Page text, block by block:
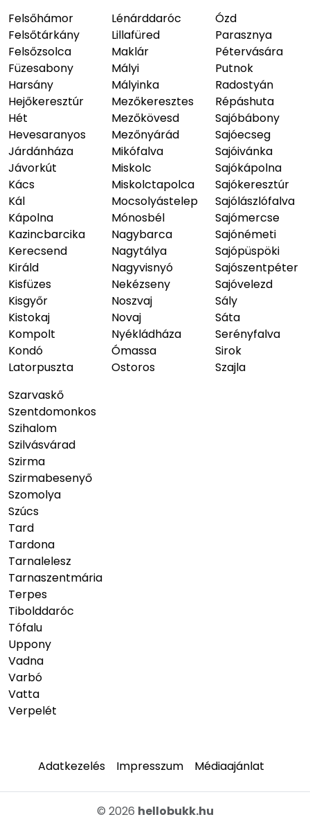
Felsőhámor
Felsőtárkány
Felsőzsolca
Füzesabony
Harsány
Hejőkeresztúr
Hét
Hevesaranyos
Járdánháza
Jávorkút
Kács
Kál
Kápolna
Kazincbarcika
Kerecsend
Királd
Kisfüzes
Kisgyőr
Kistokaj
Kompolt
Kondó
Latorpuszta
Lénárddaróc
Lillafüred
Maklár
Mályi
Mályinka
Mezőkeresztes
Mezőkövesd
Mezőnyárád
Mikófalva
Miskolc
Miskolctapolca
Mocsolyástelep
Mónosbél
Nagybarca
Nagytálya
Nagyvisnyó
Nekézseny
Noszvaj
Novaj
Nyékládháza
Ómassa
Ostoros
Ózd
Parasznya
Pétervására
Putnok
Radostyán
Répáshuta
Sajóbábony
Sajóecseg
Sajóivánka
Sajókápolna
Sajókeresztúr
Sajólászlófalva
Sajómercse
Sajónémeti
Sajópüspöki
Sajószentpéter
Sajóvelezd
Sály
Sáta
Serényfalva
Sirok
Szajla
Szarvaskő
Szentdomonkos
Szihalom
Szilvásvárad
Szirma
Szirmabesenyő
Szomolya
Szúcs
Tard
Tardona
Tarnalelesz
Tarnaszentmária
Terpes
Tibolddaróc
Tófalu
Uppony
Vadna
Varbó
Vatta
Verpelét
Adatkezelés Impresszum Médiaajánlat
© 2026 hellobukk.hu